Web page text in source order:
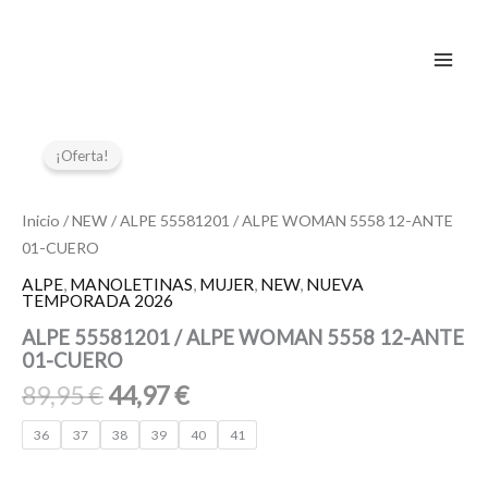
¡Oferta!
Inicio /NEW/ ALPE 55581201 / ALPE WOMAN 5558 12-ANTE
01-CUERO
ALPE, MANOLETINAS, MUJER, NEW, NUEVA
TEMPORADA 2026
ALPE 55581201 / ALPE WOMAN 5558 12-ANTE
01-CUERO
89,95€
era:
44,97€
es:
36 37 38 39 40 41
55581201
WOMAN
12-
ANTE
01-
cantidad